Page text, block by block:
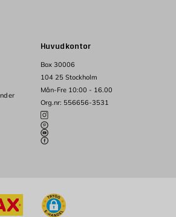
Huvudkontor
Box 30006
104 25 Stockholm
Mån-Fre 10:00 - 16.00
Org.nr: 556656-3531